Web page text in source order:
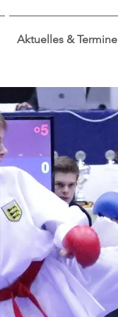
Aktuelles & Termine